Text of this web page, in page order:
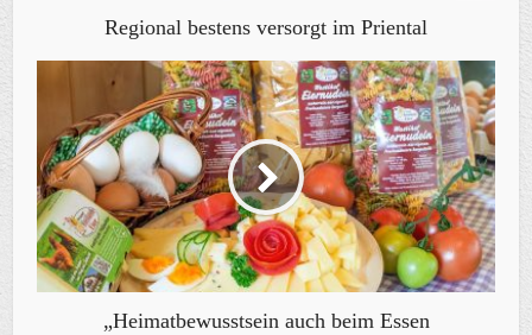
Regional bestens versorgt im Priental
„Heimatbewusstsein auch beim Essen